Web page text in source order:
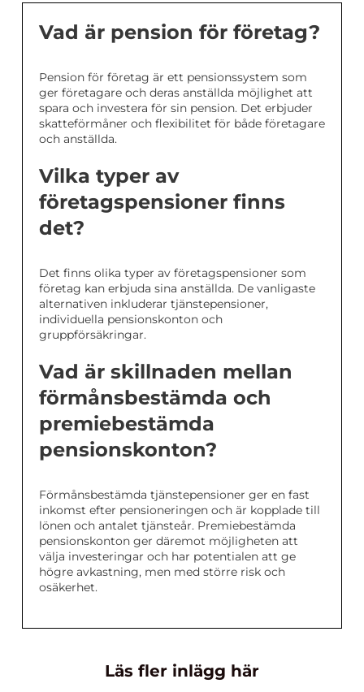
Vad är pension för företag?
Pension för företag är ett pensionssystem som
ger företagare och deras anställda möjlighet att
spara och investera för sin pension. Det erbjuder
skatteförmåner och flexibilitet för både företagare
och anställda.
Vilka typer av
företagspensioner finns
det?
Det finns olika typer av företagspensioner som
företag kan erbjuda sina anställda. De vanligaste
alternativen inkluderar tjänstepensioner,
individuella pensionskonton och
gruppförsäkringar.
Vad är skillnaden mellan
förmånsbestämda och
premiebestämda
pensionskonton?
Förmånsbestämda tjänstepensioner ger en fast
inkomst efter pensioneringen och är kopplade till
lönen och antalet tjänsteår. Premiebestämda
pensionskonton ger däremot möjligheten att
välja investeringar och har potentialen att ge
högre avkastning, men med större risk och
osäkerhet.
Läs fler inlägg här